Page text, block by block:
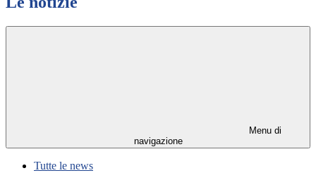
Menu di
navigazione
Tutte le news